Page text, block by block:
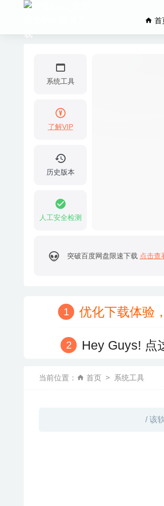
首
系统工具
了解VIP
历史版本
人工安全检测
突破百度网盘限速下载 点击查
优化下载体验
Hey Guys! 点
当前位置： 首页 系统工具
/ 该